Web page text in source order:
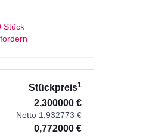
Stück
Stückpreis1
2,300000 €
Netto 1,932773 €
0,772000 €